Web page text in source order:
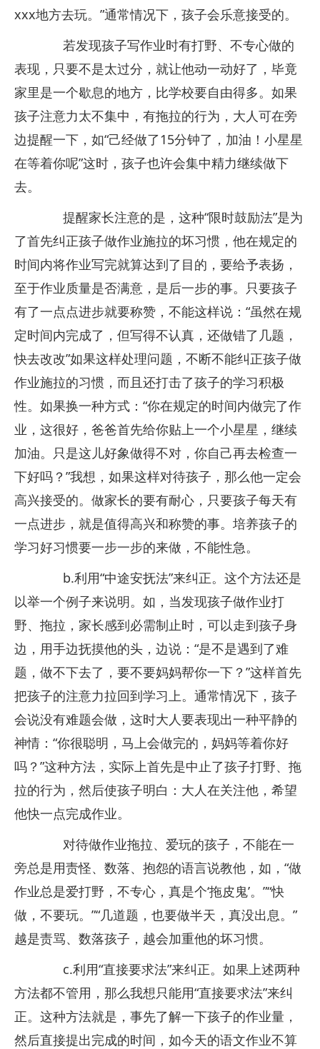
xxx地方去玩。”通常情况下，孩子会乐意接受的。
若发现孩子写作业时有打野、不专心做的
表现，只要不是太过分，就让他动一动好了，毕竟
家里是一个歇息的地方，比学校要自由得多。如果
孩子注意力太不集中，有拖拉的行为，大人可在旁
边提醒一下，如“己经做了15分钟了，加油！小星星
在等着你呢”这时，孩子也许会集中精力继续做下
去。
提醒家长注意的是，这种“限时鼓励法”是为
了首先纠正孩子做作业施拉的坏习惯，他在规定的
时间内将作业写完就算达到了目的，要给予表扬，
至于作业质量是否满意，是后一步的事。只要孩子
有了一点点进步就要称赞，不能这样说：“虽然在规
定时间内完成了，但写得不认真，还做错了几题，
快去改改”如果这样处理问题，不断不能纠正孩子做
作业施拉的习惯，而且还打击了孩子的学习积极
性。如果换一种方式：“你在规定的时间内做完了作
业，这很好，爸爸首先给你贴上一个小星星，继续
加油。只是这儿好象做得不对，你自己再去检查一
下好吗？”我想，如果这样对待孩子，那么他一定会
高兴接受的。做家长的要有耐心，只要孩子每天有
一点进步，就是值得高兴和称赞的事。培养孩子的
学习好习惯要一步一步的来做，不能性急。
b.利用“中途安抚法”来纠正。这个方法还是
以举一个例子来说明。如，当发现孩子做作业打
野、拖拉，家长感到必需制止时，可以走到孩子身
边，用手边抚摸他的头，边说：“是不是遇到了难
题，做不下去了，要不要妈妈帮你一下？”这样首先
把孩子的注意力拉回到学习上。通常情况下，孩子
会说没有难题会做，这时大人要表现出一种平静的
神情：“你很聪明，马上会做完的，妈妈等着你好
吗？”这种方法，实际上首先是中止了孩子打野、拖
拉的行为，然后使孩子明白：大人在关注他，希望
他快一点完成作业。
对待做作业拖拉、爱玩的孩子，不能在一
旁总是用责怪、数落、抱怨的语言说教他，如，“做
作业总是爱打野，不专心，真是个‘拖皮鬼’。”“快
做，不要玩。”“几道题，也要做半天，真没出息。”
越是责骂、数落孩子，越会加重他的坏习惯。
c.利用“直接要求法”来纠正。如果上述两种
方法都不管用，那么我想只能用“直接要求法”来纠
正。这种方法就是，事先了解一下孩子的作业量，
然后直接提出完成的时间，如今天的语文作业不算